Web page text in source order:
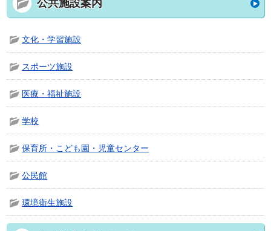
公共施設案内
文化・学習施設
スポーツ施設
医療・福祉施設
学校
保育所・こども園・児童センター
公民館
環境衛生施設